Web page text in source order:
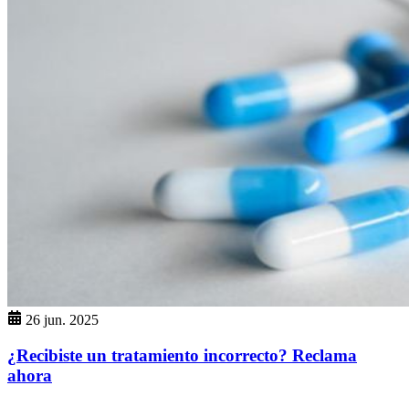
26 jun. 2025
¿Recibiste un tratamiento incorrecto? Reclama
ahora